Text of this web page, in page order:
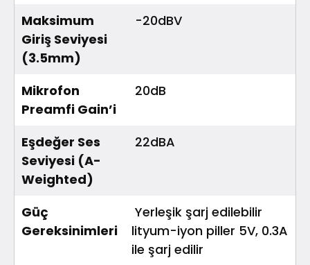
Maksimum
Giriş Seviyesi
(3.5mm)
-20dBV
Mikrofon
Preamfi Gain’i
20dB
Eşdeğer Ses
Seviyesi (A-
Weighted)
22dBA
Güç
Gereksinimleri
Yerleşik şarj edilebilir
lityum-iyon piller 5V, 0.3A
ile şarj edilir